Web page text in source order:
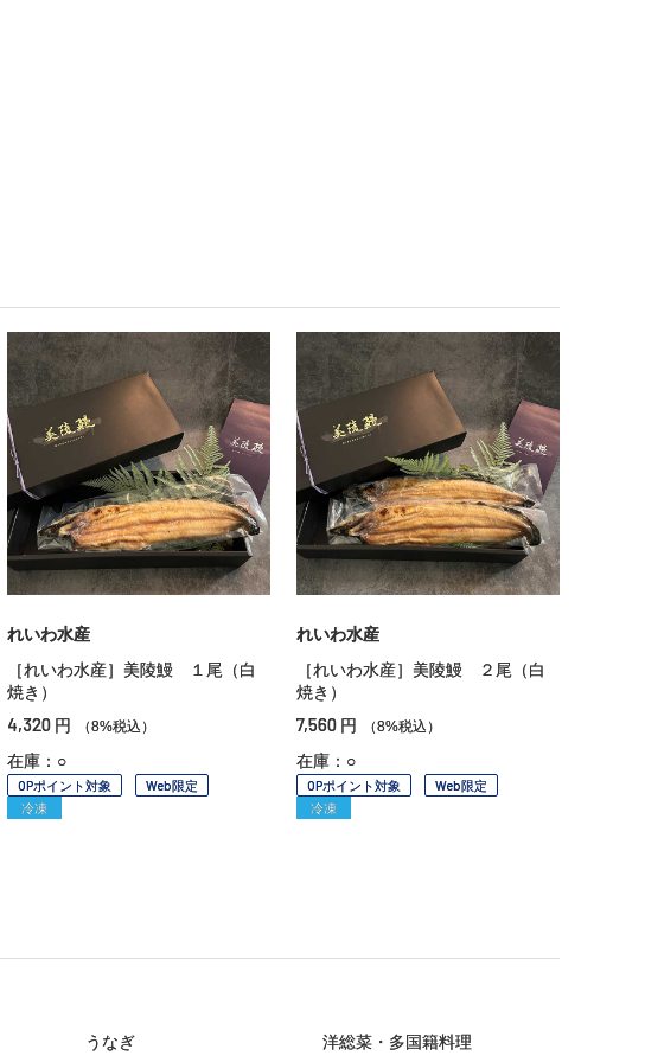
れいわ水産
［れいわ水産］美陵鰻 １尾（白
焼き）
4,320 円 （8%税込）
在庫：○
OPポイント対象
Web限定
冷凍
れいわ水産
［れいわ水産］美陵鰻 ２尾（白
焼き）
7,560 円 （8%税込）
在庫：○
OPポイント対象
Web限定
冷凍
うなぎ 洋総菜・多国籍料理